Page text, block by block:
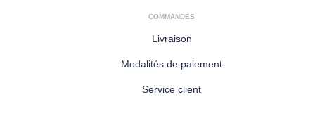
COMMANDES
Livraison
Modalités de paiement
Service client